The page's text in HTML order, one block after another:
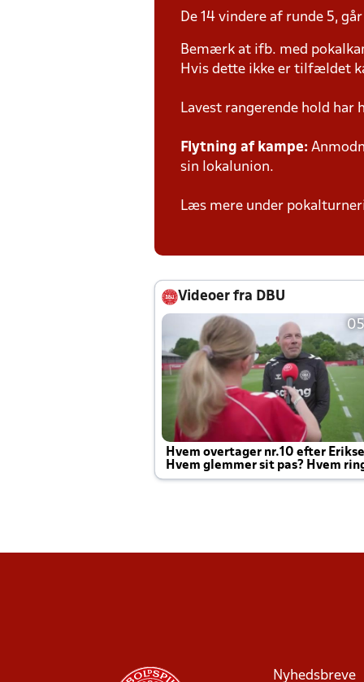
De 14 vindere af runde 5,
Bemærk at ifb. med
Hvis dette ikke er tilfældet
Lavest rangerende hold har
Flytning af kampe:
sin lokalunion.
Læs mere under
Videoer fra DBU
Hvem overtager nr.10 efter
Hvem glemmer sit pas? Hvem
Joachim altid til efter kampe?
Nyhedsbreve